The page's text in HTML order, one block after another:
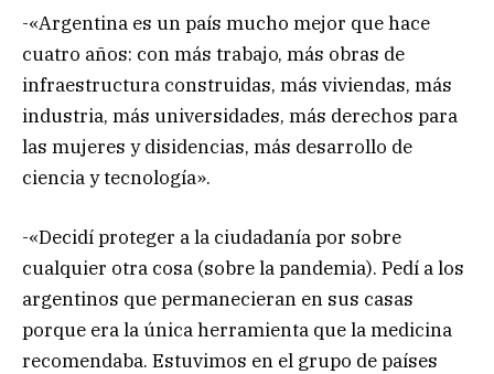
-«Argentina es un país mucho mejor que hace
cuatro años: con más trabajo, más obras de
infraestructura construidas, más viviendas, más
industria, más universidades, más derechos para
las mujeres y disidencias, más desarrollo de
ciencia y tecnología».
-«Decidí proteger a la ciudadanía por sobre
cualquier otra cosa (sobre la pandemia). Pedí a los
argentinos que permanecieran en sus casas
porque era la única herramienta que la medicina
recomendaba. Estuvimos en el grupo de países